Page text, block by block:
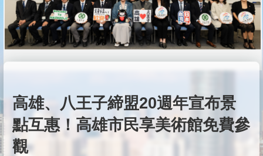
高雄、八王子締盟20週年宣布景
點互惠！高雄市民享美術館免費參
觀